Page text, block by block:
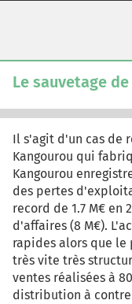
Le sauvetage de
Il s'agit d'un cas de
Kangourou qui
Kangourou
des pertes
record de 1.7 M€ en
d'affaires (8 M€).
rapides alors que le
très vite très
ventes réalisées à
distribution à